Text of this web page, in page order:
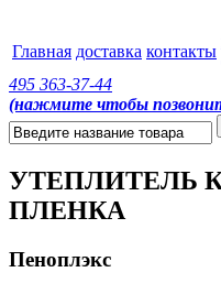
Главная доставка контакты
495 363-37-44
(нажмите чтобы
УТЕПЛИТЕЛЬ
ПЛЕНКА
Пеноплэкс